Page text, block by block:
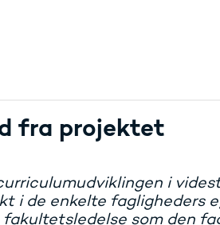
fra projektet
i
i de enkelte fagligheders
fakultetsledelse som den